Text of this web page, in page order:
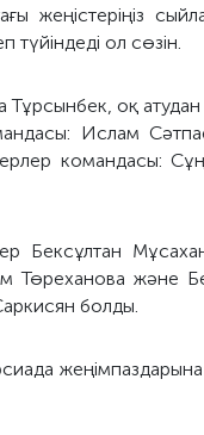
жеңістеріңіз
түйіндеді ол сөзін.
оқ
Ислам
командасы:
Бексұлтан
және
болды.